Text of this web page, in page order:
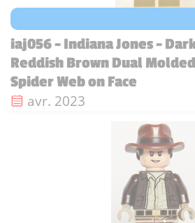
iaj056 - Indiana Jones -
Reddish Brown Dual
Spider Web on Face
Date de sortie :
avr. 2023